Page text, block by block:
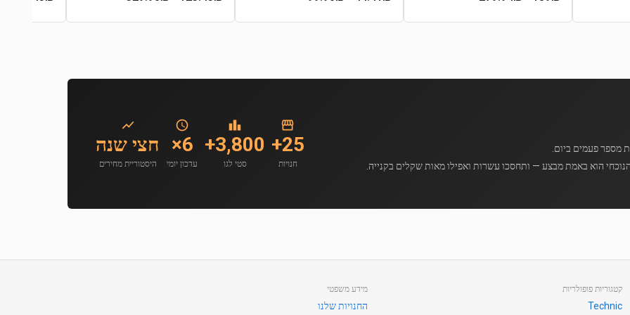
הוא באמת מבצע — ותחסכו עשרות ואפילו מאות שקלים בקנייה.
25+
חנויות
3,800+
סטי לגו
6×
עדכון יומי
חצי שנה
היסטוריית מחירים
קטגוריות פופולריות
Technic
מידע משפטי
החנויות שלנו